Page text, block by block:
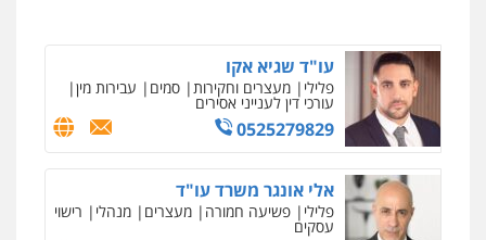
עו"ד שגיא אקו
פלילי מעצרים וחקירות סמים עבירות מין
עורכי דין לענייני אסירים
0525279829
אלי אונגר משרד עו"ד
פלילי פשיעה חמורה מעצרים מנהלי רישוי
עסקים